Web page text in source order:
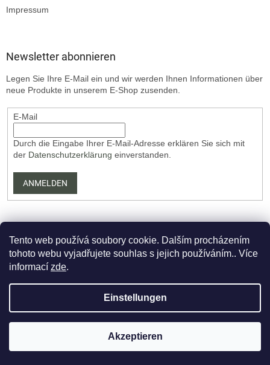
Tento web používá soubory cookie. Dalším procházením
tohoto webu vyjadřujete souhlas s jejich používáním.. Více
informací zde.
Einstellungen
Akzeptieren
Impressum
Newsletter abonnieren
Legen Sie Ihre E-Mail ein und wir werden Ihnen Informationen über
neue Produkte in unserem E-Shop zusenden.
E-Mail
Durch die Eingabe Ihrer E-Mail-Adresse erklären Sie sich mit
der Datenschutzerklärung einverstanden.
ANMELDEN
Cookie-Einstellungen ändern